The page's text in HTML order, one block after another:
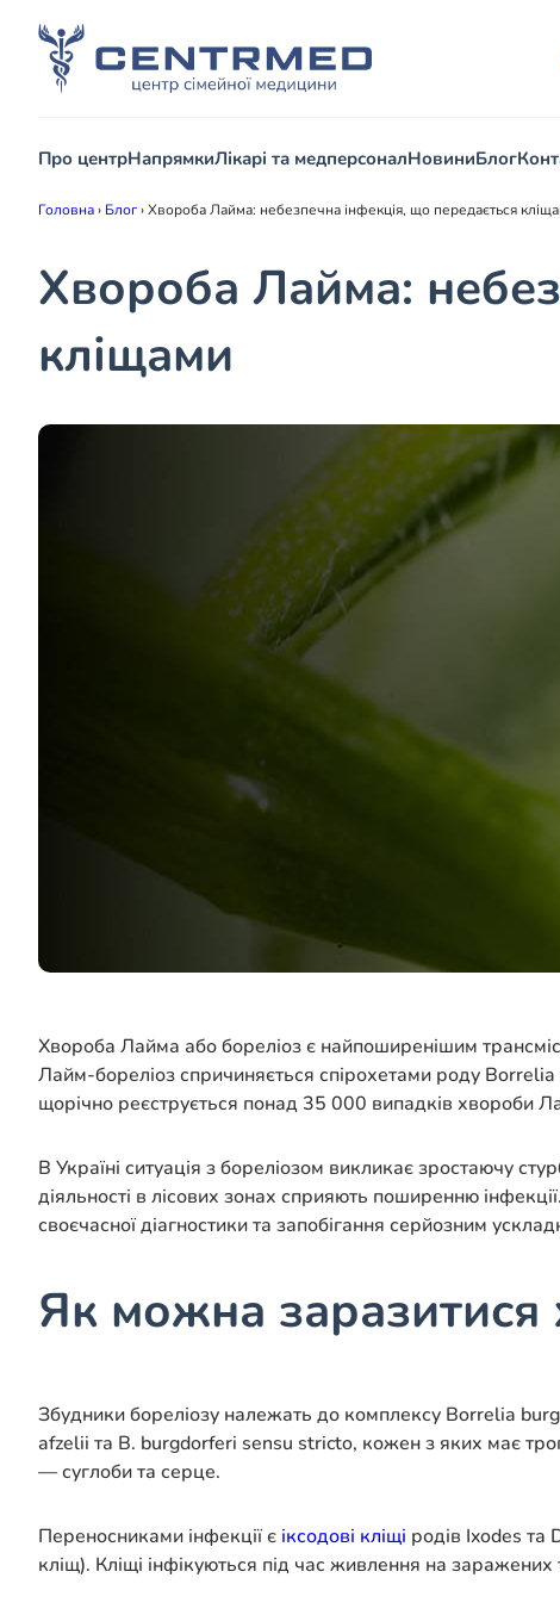
Про центрНапрямкиЛікарі та медперсоналНовиниБлог
Головна› Блог›Хвороба Лайма: небезпечна інфекція, що передається
Хвороба Лайма:
кліщами
Хвороба Лайма або бореліоз є найпоширенішим
Лайм-бореліоз спричиняється спірохетами роду
щорічно реєструється понад 35 000 випадків хвороби
В Україні ситуація з бореліозом викликає зростаючу
діяльності в лісових зонах сприяють поширенню
своєчасної діагностики та запобігання серйозним
Як можна
Збудники бореліозу належать до комплексу Borrelia
afzelii та B. burgdorferi sensu stricto, кожен з яких має
— суглоби та серце.
Переносниками інфекції є іксодові кліщі родів Ixodes та
кліщ). Кліщі інфікуються під час живлення на